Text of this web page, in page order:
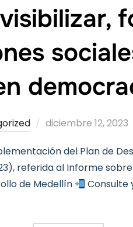
Publicado
diciembre 12, 2023
del Plan de
al Informe sobre
de Medellín
Consulte